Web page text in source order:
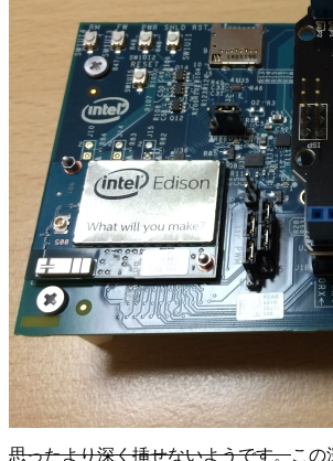
思ったより深く挿せないようです。この